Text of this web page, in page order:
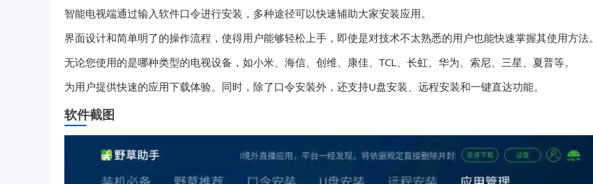
智能电视端通过输入软件口令进行安装，多种途径可以快速辅助大家安装应用。
界面设计和简单明了的操作流程，使得用户能够轻松上手，即使是对技术不太熟悉的用户也能快速掌握其使用方法。
无论您使用的是哪种类型的电视设备，如小米、海信、创维、康佳、TCL、长虹、华为、索尼、三星、夏普等。
为用户提供快速的应用下载体验。同时，除了口令安装外，还支持U盘安装、远程安装和一键直达功能。
软件截图